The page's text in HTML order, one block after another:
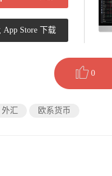
App Store 下载
0
外汇 欧系货币